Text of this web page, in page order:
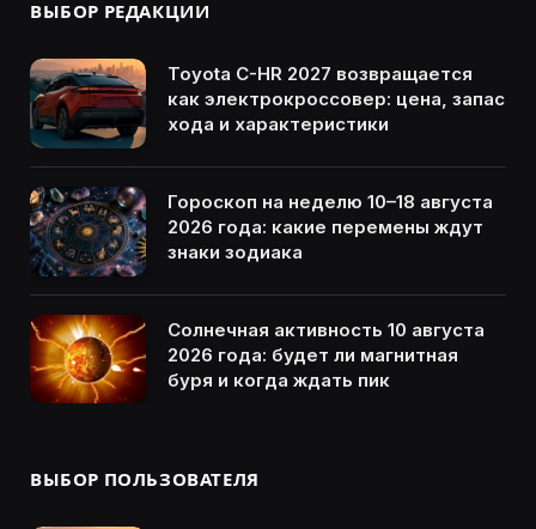
ВЫБОР РЕДАКЦИИ
Toyota C-HR 2027 возвращается
как электрокроссовер: цена, запас
хода и характеристики
Гороскоп на неделю 10–18 августа
2026 года: какие перемены ждут
знаки зодиака
Солнечная активность 10 августа
2026 года: будет ли магнитная
буря и когда ждать пик
ВЫБОР ПОЛЬЗОВАТЕЛЯ